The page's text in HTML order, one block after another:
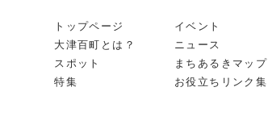
トップページ
大津百町とは？
スポット
特集
イベント
ニュース
まちあるきマップ
お役立ちリンク集